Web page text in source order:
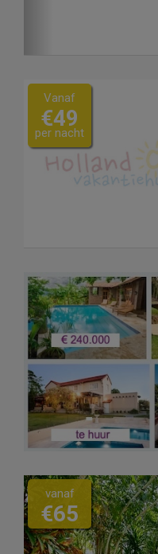
Vanaf
€49
per nacht
vanaf
€65